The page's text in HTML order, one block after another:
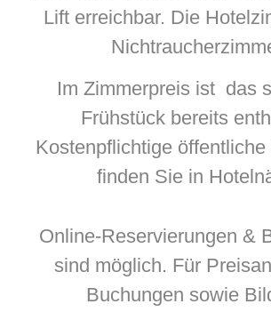
Lift erreichbar. Die
Im Zimmerpreis ist das
Frühstück bereits
Kostenpflichtige
finden Sie in
Online-Reservierungen &
sind möglich. Für
Buchungen sowie